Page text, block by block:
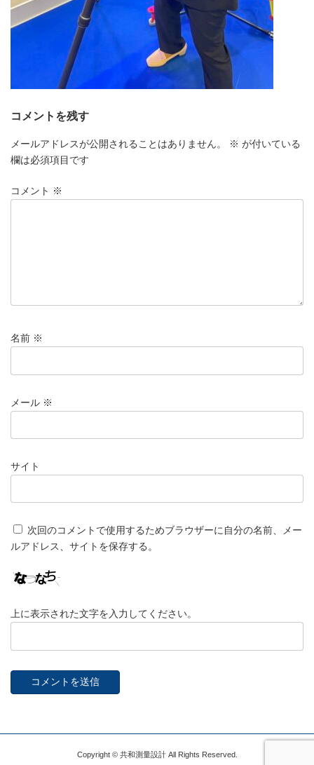
コメントを残す
メールアドレスが公開されることはありません。 ※ が付いている
欄は必須項目です
コメント ※
名前 ※
メール ※
サイト
次回のコメントで使用するためブラウザーに自分の名前、メー
ルアドレス、サイトを保存する。
上に表示された文字を入力してください。
Copyright © 共和測量設計 All Rights Reserved.